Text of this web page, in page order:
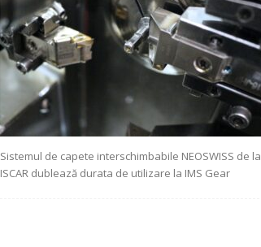
Sistemul de capete interschimbabile NEOSWISS de la
ISCAR dublează durata de utilizare la IMS Gear